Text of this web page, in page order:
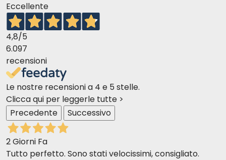
Eccellente
4,8/5
6.097
recensioni
Le nostre recensioni a 4 e 5 stelle.
Clicca qui per leggerle tutte >
Precedente
Successivo
2 Giorni Fa
Tutto perfetto. Sono stati velocissimi, consigliato.